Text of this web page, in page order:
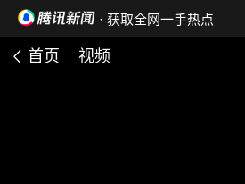
· 获取全网一手热点
首页 视频